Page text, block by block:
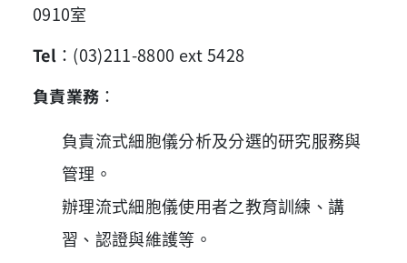
0910室
Tel ：(03)211-8800 ext 5428
負責業務 ：
負責流式細胞儀分析及分選的研究服務與
管理。
辦理流式細胞儀使用者之教育訓練、講
習、認證與維護等。